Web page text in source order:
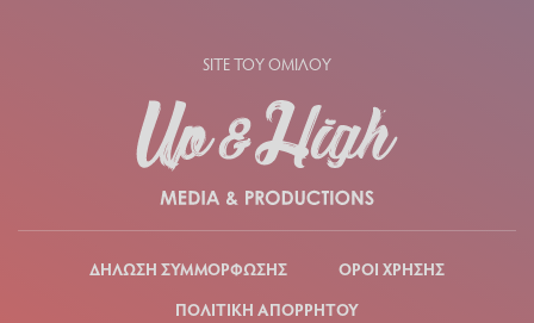
SITE ΤΟΥ ΟΜΙΛΟΥ
ΔΗΛΩΣΗ ΣΥΜΜΟΡΦΩΣΗΣ
ΟΡΟΙ ΧΡΗΣΗΣ
ΠΟΛΙΤΙΚΗ ΑΠΟΡΡΗΤΟΥ